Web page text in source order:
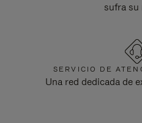
sufra su
SERVICIO DE
Una red dedicada de